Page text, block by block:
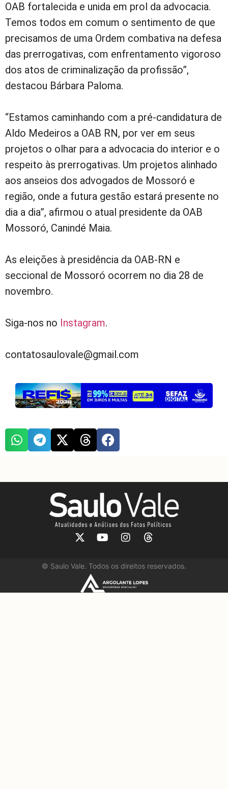
OAB fortalecida e unida em prol da advocacia.
Temos todos em comum o sentimento de que
precisamos de uma Ordem combativa na defesa
das prerrogativas, com enfrentamento vigoroso
dos atos de criminalização da profissão”,
destacou Bárbara Paloma.
“Estamos caminhando com a pré-candidatura de
Aldo Medeiros a OAB RN, por ver em seus
projetos o olhar para a advocacia do interior e o
respeito às prerrogativas. Um projetos alinhado
aos anseios dos advogados de Mossoró e
região, onde a futura gestão estará presente no
dia a dia”, afirmou o atual presidente da OAB
Mossoró, Canindé Maia.
As eleições à presidência da OAB-RN e
seccional de Mossoró ocorrem no dia 28 de
novembro.
Siga-nos no Instagram.
contatosaulovale@gmail.com
© Saulo Vale. Todos os direitos reservados.